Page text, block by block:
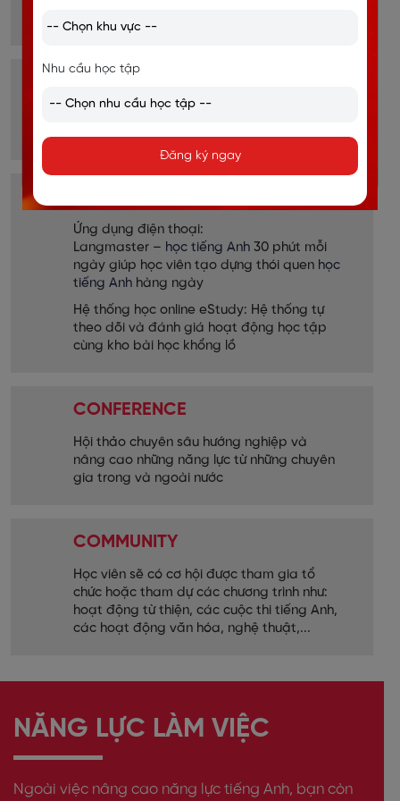
giáo viên.
và tạo cơ hội phát triển mối quan hệ.
Ứng dụng điện thoại:
Langmaster – học tiếng Anh 30 phút mỗi
ngày giúp học viên tạo dựng thói quen học
tiếng Anh hàng ngày
Hệ thống học online eStudy: Hệ thống tự
theo dõi và đánh giá hoạt động học tập
cùng kho bài học khổng lồ
CONFERENCE
Hội thảo chuyên sâu hướng nghiệp và
nâng cao những năng lực từ những chuyên
gia trong và ngoài nước
COMMUNITY
Học viên sẽ có cơ hội được tham gia tổ
chức hoặc tham dự các chương trình như:
hoạt động từ thiện, các cuộc thi tiếng Anh,
các hoạt động văn hóa, nghệ thuật,...
NĂNG LỰC LÀM VIỆC
Ngoài việc nâng cao năng lực tiếng Anh, bạn còn
Nhu cầu học tập
Đăng ký ngay